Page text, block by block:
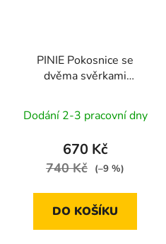
PINIE Pokosnice se
dvěma svěrkami
400x160x50 mm
Dodání 2-3 pracovní dny
670 Kč
740 Kč (–9 %)
DO KOŠÍKU